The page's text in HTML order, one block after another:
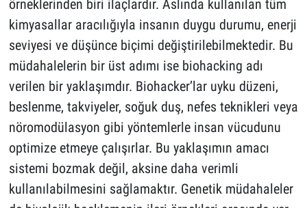
örneklerinden biri ilaçlardır. Aslında kullanılan tüm
kimyasallar aracılığıyla insanın duygu durumu, enerji
seviyesi ve düşünce biçimi değiştirilebilmektedir. Bu
müdahalelerin bir üst adımı ise biohacking adı
verilen bir yaklaşımdır. Biohacker’lar uyku düzeni,
beslenme, takviyeler, soğuk duş, nefes teknikleri veya
nöromodülasyon gibi yöntemlerle insan vücudunu
optimize etmeye çalışırlar. Bu yaklaşımın amacı
sistemi bozmak değil, aksine daha verimli
kullanılabilmesini sağlamaktır. Genetik müdahaleler